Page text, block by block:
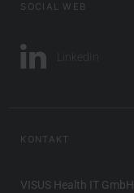
SOCIAL WEB
LinkedIn
KONTAKT
VISUS Health IT GmbH